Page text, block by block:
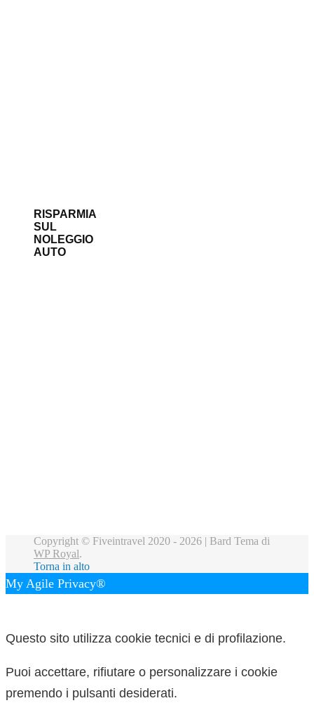
RISPARMIA
SUL
NOLEGGIO
AUTO
Copyright © Fiveintravel 2020 - 2026 | Bard Tema di
WP Royal.
Torna in alto
My Agile Privacy®
Questo sito utilizza cookie tecnici e di profilazione.
Puoi accettare, rifiutare o personalizzare i cookie
premendo i pulsanti desiderati.